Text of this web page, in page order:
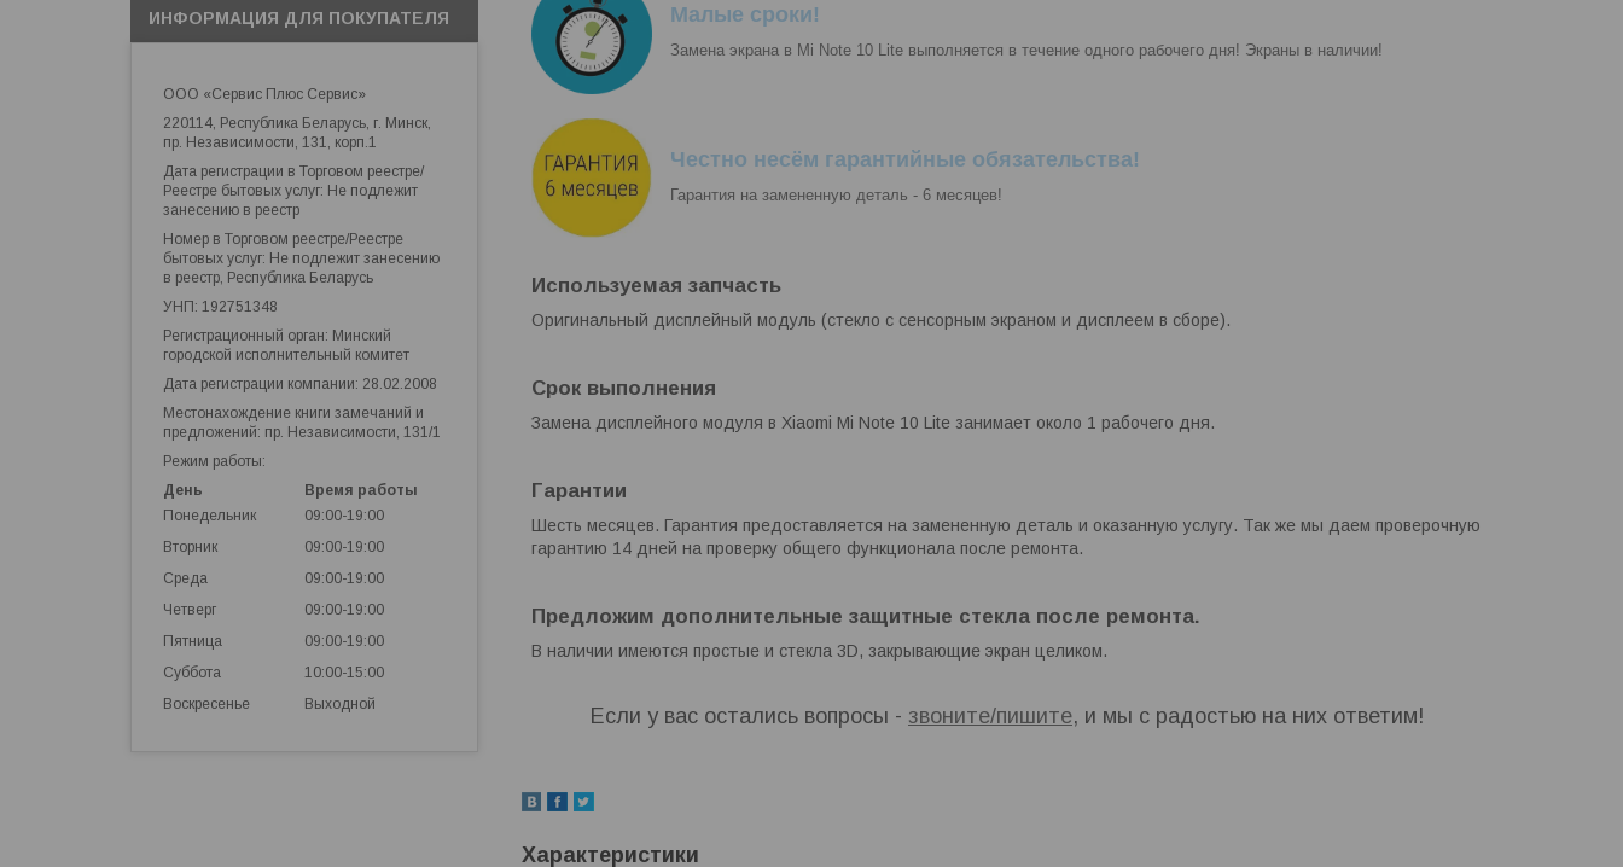
Малые сроки!
Замена экрана в Mi Note 10 Lite выполняется в течение одного рабочего дня! Экраны в наличии!
Честно несём гарантийные обязательства!
Гарантия на замененную деталь - 6 месяцев!
Используемая запчасть
Оригинальный дисплейный модуль (стекло с сенсорным экраном и дисплеем в сборе).
Срок выполнения
Замена дисплейного модуля в Xiaomi Mi Note 10 Lite занимает около 1 рабочего дня.
Гарантии
Шесть месяцев. Гарантия предоставляется на замененную деталь и оказанную услугу. Так же мы даем проверочную
гарантию 14 дней на проверку общего функционала после ремонта.
Предложим дополнительные защитные стекла после ремонта.
В наличии имеются простые и стекла 3D, закрывающие экран целиком.
Если у вас остались вопросы - звоните/пишите, и мы с радостью на них ответим!
Характеристики
ИНФОРМАЦИЯ ДЛЯ ПОКУПАТЕЛЯ
ООО «Сервис Плюс Сервис»
220114, Республика Беларусь, г. Минск,
пр. Независимости, 131, корп.1
Дата регистрации в Торговом реестре/
Реестре бытовых услуг: Не подлежит
занесению в реестр
Номер в Торговом реестре/Реестре
бытовых услуг: Не подлежит занесению
в реестр, Республика Беларусь
УНП: 192751348
Регистрационный орган: Минский
городской исполнительный комитет
Дата регистрации компании: 28.02.2008
Местонахождение книги замечаний и
предложений: пр. Независимости, 131/1
Режим работы:
День
Время работы
Понедельник
09:00-19:00
Вторник
09:00-19:00
Среда
09:00-19:00
Четверг
09:00-19:00
Пятница
09:00-19:00
Суббота
10:00-15:00
Воскресенье
Выходной